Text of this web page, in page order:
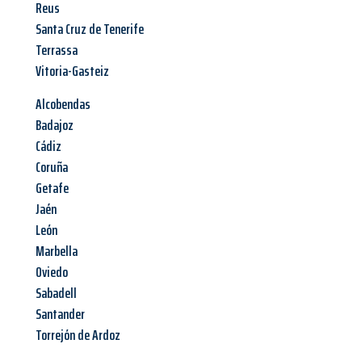
Reus
Santa Cruz de Tenerife
Terrassa
Vitoria-Gasteiz
Alcobendas
Badajoz
Cádiz
Coruña
Getafe
Jaén
León
Marbella
Oviedo
Sabadell
Santander
Torrejón de Ardoz